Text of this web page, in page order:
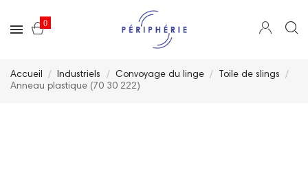
0
Accueil Industriels Convoyage du linge
Toile de slings
Anneau plastique (70 30 222)